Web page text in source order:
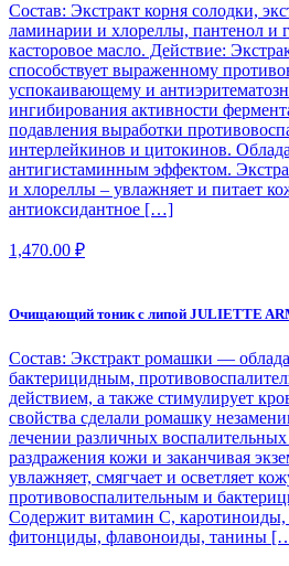
Состав: Экстракт корня солодки,
ламинарии и хлореллы, пантенол и
касторовое масло. Действие:
способствует выраженному
успокаивающему и
ингибирования активности
подавления выработки
интерлейкинов и цитокинов.
антигистаминным эффектом.
и хлореллы – увлажняет и питает
антиоксидантное […]
1,470.00 ₽
Очищающий тоник с липой JULIETTE
Состав: Экстракт ромашки —
бактерицидным,
действием, а также стимулирует
свойства сделали ромашку
лечении различных
раздражения кожи и заканчивая
увлажняет, смягчает и осветляет
противовоспалительным и
Содержит витамин С, каротиноиды,
фитонциды, флавоноиды, танины